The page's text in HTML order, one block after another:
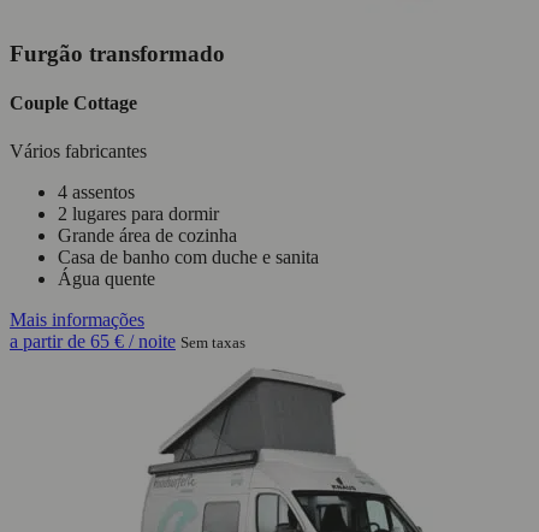
Furgão transformado
Couple Cottage
Vários fabricantes
4 assentos
2 lugares para dormir
Grande área de cozinha
Casa de banho com duche e sanita
Água quente
Mais informações
a partir de 65 € / noite Sem taxas